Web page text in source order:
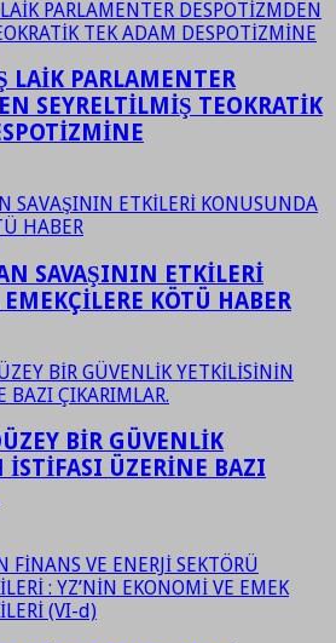
LAİK PARLAMENTER
SEYRELTİLMİŞ TEOKRATİK
SAVAŞININ ETKİLERİ
KÖTÜ HABER
BİR GÜVENLİK
ÜZERİNE BAZI